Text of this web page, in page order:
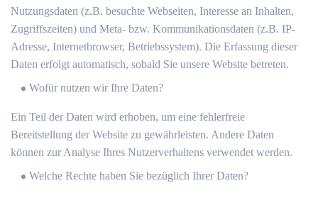
Nutzungsdaten (z.B. besuchte Webseiten, Interesse an Inhalten,
Zugriffszeiten) und Meta- bzw. Kommunikationsdaten (z.B. IP-
Adresse, Internetbrowser, Betriebssystem). Die Erfassung dieser
Daten erfolgt automatisch, sobald Sie unsere Website betreten.
Wofür nutzen wir Ihre Daten?
Ein Teil der Daten wird erhoben, um eine fehlerfreie
Bereitstellung der Website zu gewährleisten. Andere Daten
können zur Analyse Ihres Nutzerverhaltens verwendet werden.
Welche Rechte haben Sie bezüglich Ihrer Daten?